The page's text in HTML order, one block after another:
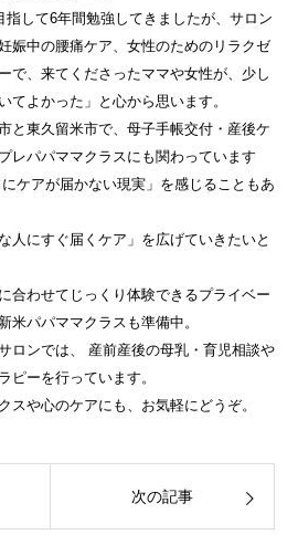
指して6年間勉強してきましたが、サロン
娠中の腰痛ケア、女性のためのリラクゼ
で、来てくださったママや女性が、少し
てよかった」と心から思います。
と東久留米市で、母子手帳交付・産後ケ
レパパママクラスにも関わっています
ケアが届かない現実」を感じることもあ
人にすぐ届くケア」を広げていきたいと
合わせてじっくり体験できるプライベー
米パパママクラスも準備中。
ロンでは、 産前産後の母乳・育児相談や
ピーを行っています。
スや心のケアにも、お気軽にどうぞ。
次の記事